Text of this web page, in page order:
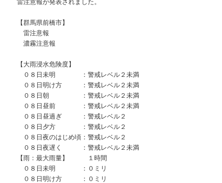
【群馬県前橋市】
雷注意報
濃霧注意報
【大雨浸水危険度】
０８日未明 ：警戒レベル２未満
０８日明け方 ：警戒レベル２未満
０８日朝 ：警戒レベル２未満
０８日昼前 ：警戒レベル２未満
０８日昼過ぎ ：警戒レベル２
０８日夕方 ：警戒レベル２
０８日夜のはじめ頃：警戒レベル２
０８日夜遅く ：警戒レベル２未満
【雨：最大雨量】 １時間
０８日未明 ：０ミリ
０８日明け方 ：０ミリ